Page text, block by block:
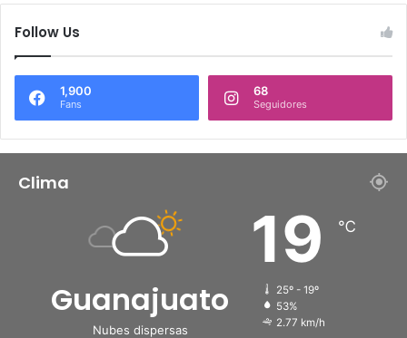
Follow Us
1,900
Fans
68
Seguidores
Clima
Guanajuato
Nubes dispersas
19 ℃
25º - 19º
53%
2.77 km/h